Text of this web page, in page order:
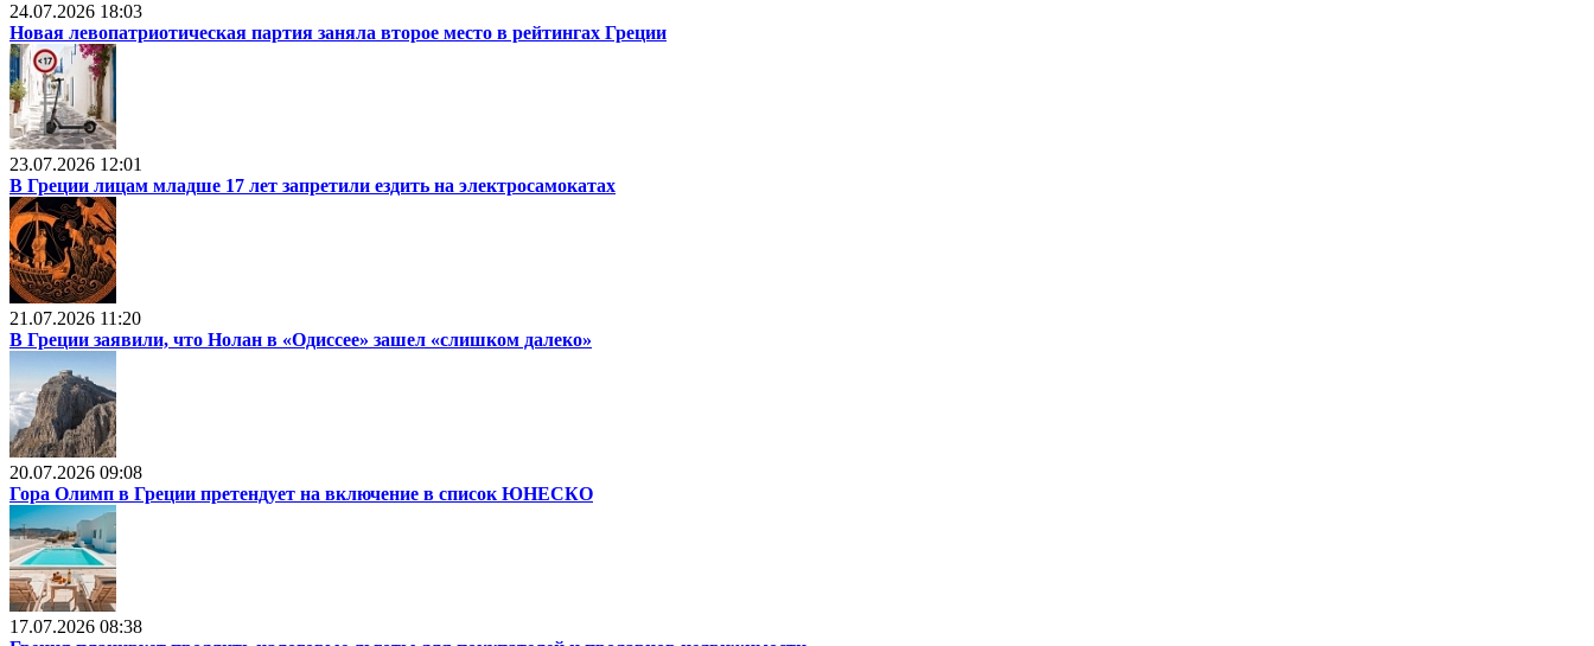
24.07.2026 18:03
Новая левопатриотическая партия заняла второе место в рейтингах Греции
23.07.2026 12:01
В Греции лицам младше 17 лет запретили ездить на электросамокатах
21.07.2026 11:20
В Греции заявили, что Нолан в «Одиссее» зашел «слишком далеко»
20.07.2026 09:08
Гора Олимп в Греции претендует на включение в список ЮНЕСКО
17.07.2026 08:38